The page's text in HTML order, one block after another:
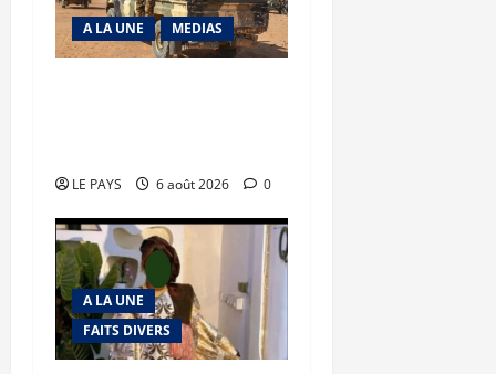
A LA UNE MEDIAS
LE PAYS 6 août 2026 0
A LA UNE
FAITS DIVERS